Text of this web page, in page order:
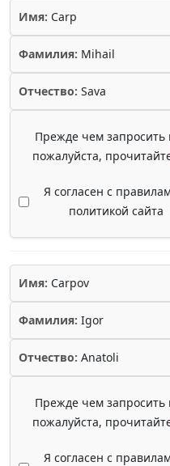
Имя: Carp
Фамилия: Mihail
Отчество: Sava
Прежде чем запросить
пожалуйста,
Я согласен с
политикой сайта
Имя: Carpov
Фамилия: Igor
Отчество: Anatoli
Прежде чем запросить
пожалуйста,
Я согласен с